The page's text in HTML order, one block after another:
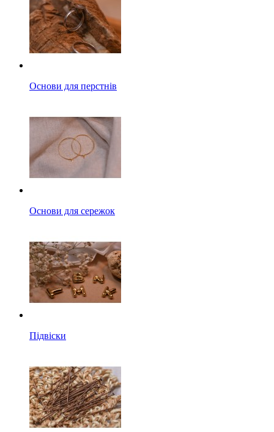
Основи для перстнів
Основи для сережок
Підвіски